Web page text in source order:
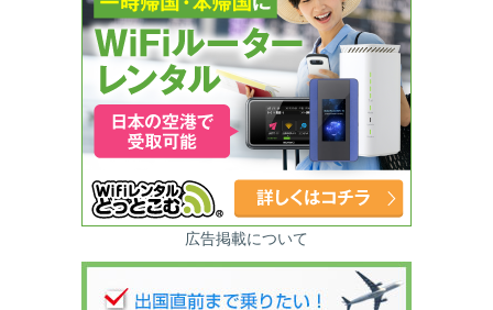
広告掲載について